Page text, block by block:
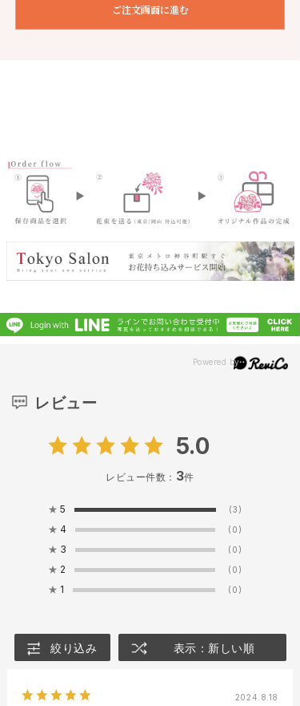
レビュー
5.0
レビュー件数： 3件
★ 5 (3)
★ 4 (0)
★ 3 (0)
★ 2 (0)
★ 1 (0)
絞り込み 表示：新しい順
2024.8.18